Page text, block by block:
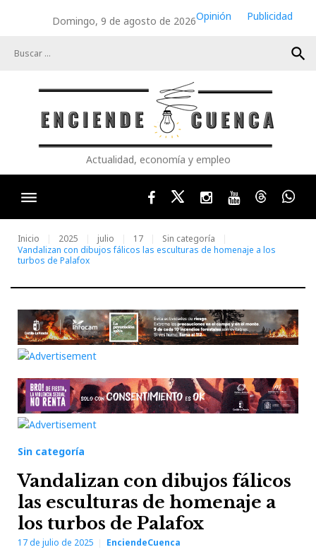
Domingo, 9 de agosto de 2026Opinión
Publicidad
search
Actualidad, economía y empleo
FacebookTwitterInstagram
YoutubeThreads
Inicio 2025 julio 17
Sin categoría
Vandalizan con dibujos fálicos las esculturas de homenaje a los
turbos de Palafox
Sin categoría
Vandalizan con dibujos fálicos
las esculturas de homenaje a
los turbos de Palafox
17 de julio de 2025 EnciendeCuenca